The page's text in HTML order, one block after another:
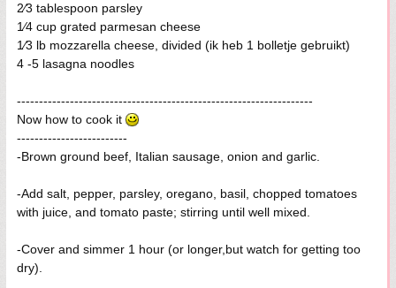
2⁄3 tablespoon parsley
1⁄4 cup grated parmesan cheese
1⁄3 lb mozzarella cheese, divided (ik heb 1 bolletje gebruikt)
4 -5 lasagna noodles
-------------------------------------------------------------------
Now how to cook it
-------------------------
-Brown ground beef, Italian sausage, onion and garlic.
-Add salt, pepper, parsley, oregano, basil, chopped tomatoes
with juice, and tomato paste; stirring until well mixed.
-Cover and simmer 1 hour (or longer,but watch for getting too
dry).